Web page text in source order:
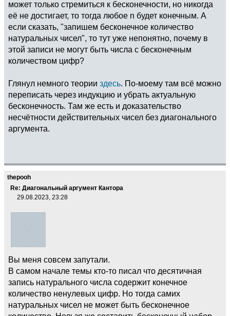
может только стремиться к бесконечности, но никогда
её не достигает, то тогда любое n будет конечным. А
если сказать, "запишем бесконечное количество
натуральных чисел", то тут уже непонятно, почему в
этой записи не могут быть числа с бесконечным
количеством цифр?
Глянул немного теории здесь. По-моему там всё можно
переписать через индукцию и убрать актуальную
бесконечность. Там же есть и доказательство
несчётности действительных чисел без диагонального
аргумента.
thepooh
Re: Диагональный аргумент Кантора
29.08.2023, 23:28
Вы меня совсем запутали.
В самом начале темы кто-то писал что десятичная
запись натурального числа содержит конечное
количество ненулевых цифр. Но тогда самих
натуральных чисел не может быть бесконечное